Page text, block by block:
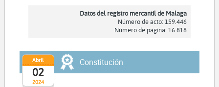
Datos del registro mercantil de Malaga
Número de acto: 159.446
Número de página: 16.818
2024
Abril
02
Constitución